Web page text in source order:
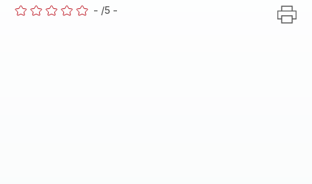
- /5 -